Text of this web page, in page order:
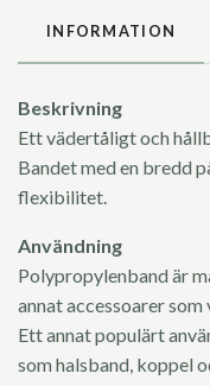
INFORMATION
Beskrivning
Ett vädertåligt och
Bandet med en bredd
flexibilitet.
Användning
Polypropylenband är
annat accessoarer
Ett annat populärt
som halsband, koppel